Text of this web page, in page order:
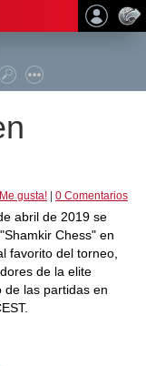
Me gusta! 0 Comentarios
abril de 2019 se
Chess" en
favorito del torneo,
de la elite
de las partidas en